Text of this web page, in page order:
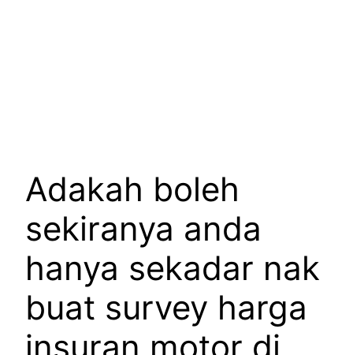
Adakah boleh
sekiranya anda
hanya sekadar nak
buat survey harga
insuran motor di